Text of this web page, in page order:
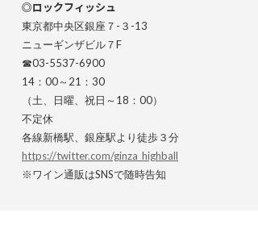
◎ロックフィッシュ
東京都中央区銀座７-３-13
ニューギンザビル７F
☎03-5537-6900
14：00～21：30
（土、日曜、祝日～18：00）
不定休
各線新橋駅、銀座駅より徒歩３分
https://twitter.com/ginza_highball
※ワイン通販はSNSで随時告知